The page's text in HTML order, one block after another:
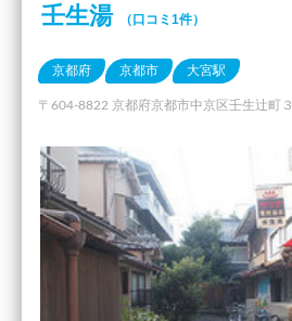
壬生湯 （口コミ1件）
京都府 京都市 大宮駅
〒604-8822 京都府京都市中京区壬生辻町３